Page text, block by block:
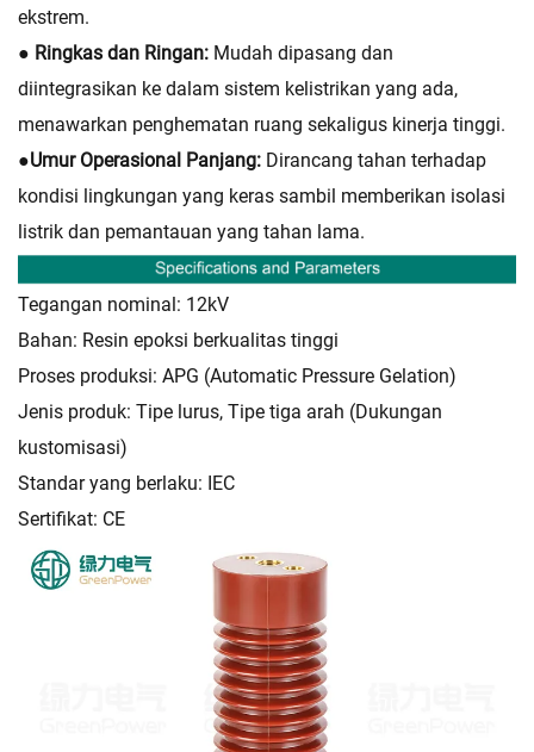
ekstrem.
● Ringkas dan Ringan: Mudah dipasang dan
diintegrasikan ke dalam sistem kelistrikan yang ada,
menawarkan penghematan ruang sekaligus kinerja tinggi.
●Umur Operasional Panjang: Dirancang tahan terhadap
kondisi lingkungan yang keras sambil memberikan isolasi
listrik dan pemantauan yang tahan lama.
Tegangan nominal: 12kV
Bahan: Resin epoksi berkualitas tinggi
Proses produksi: APG (Automatic Pressure Gelation)
Jenis produk: Tipe lurus, Tipe tiga arah (Dukungan
kustomisasi)
Standar yang berlaku: IEC
Sertifikat: CE